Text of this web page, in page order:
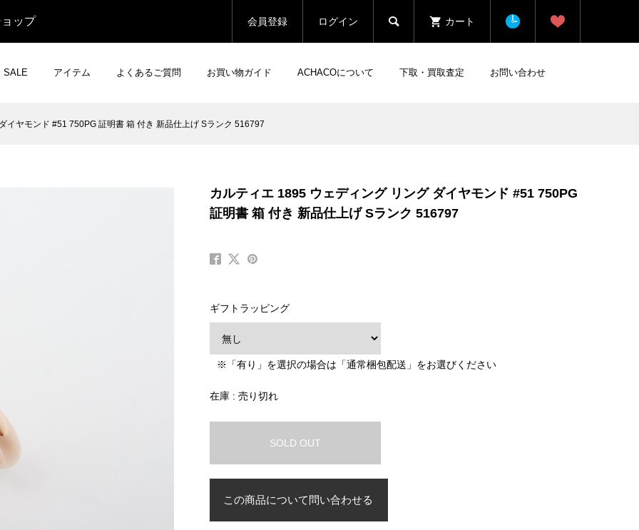
ップ 会員登録 ログイン  カート
SALE アイテム よくあるご質問 お買い物ガイド ACHACOについて 下取・買取査定 お問い合わせ
イヤモンド #51 750PG 証明書 箱 付き 新品仕上げ Sランク 516797
カルティエ 1895 ウェディング リング ダイヤモンド #51 750PG
証明書 箱 付き 新品仕上げ Sランク 516797
ギフトラッピング
※「有り」を選択の場合は「通常梱包配送」をお選びください
在庫 : 売り切れ
SOLD OUT
この商品について問い合わせる